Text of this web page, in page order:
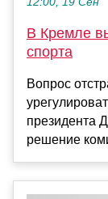
В Кремле
спорта
Вопрос
президента
решение